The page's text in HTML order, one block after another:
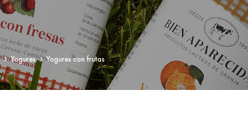
Yogures Yogures con frutas